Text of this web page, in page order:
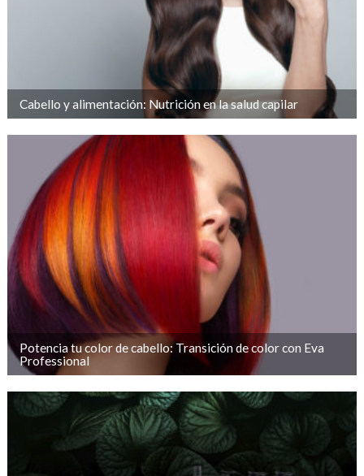
Cabello y alimentación: Nutrición en la salud capilar
Potencia tu color de cabello: Transición de color con Eva
Professional